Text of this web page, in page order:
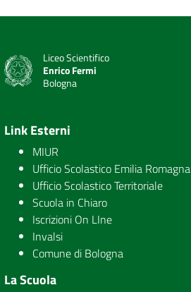
Liceo Scientifico
Enrico Fermi
Bologna
Link Esterni
MIUR
Ufficio Scolastico Emilia Romagna
Ufficio Scolastico Territoriale
Scuola in Chiaro
Iscrizioni On LIne
Invalsi
Comune di Bologna
La Scuola